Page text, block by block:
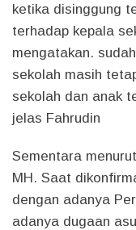
ketika disinggung
terhadap kepala
mengatakan.
sekolah masih
sekolah dan anak
jelas Fahrudin
Sementara
MH. Saat
dengan adanya
adanya dugaan